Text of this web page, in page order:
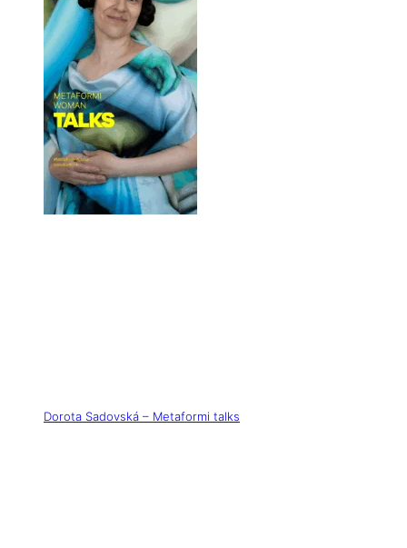
Dorota Sadovská – Metaformi talks